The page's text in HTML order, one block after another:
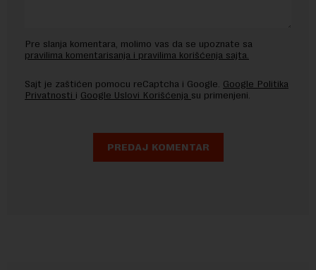
Pre slanja komentara, molimo vas da se upoznate sa
pravilima komentarisanja i pravilima korišćenja sajta.
Sajt je zaštićen pomocu reCaptcha i Google. Google Politika
Privatnosti i Google Uslovi Korišćenja su primenjeni.